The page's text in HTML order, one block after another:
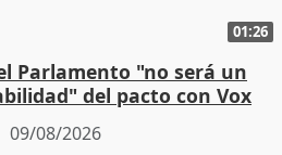
01:26
Parlamento "no será un
del pacto con Vox
09/08/2026